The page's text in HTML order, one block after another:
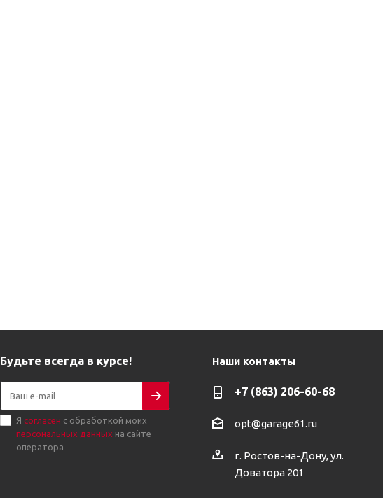
Будьте всегда в курсе!
Я согласен с обработкой моих
персональных данных на сайте
оператора
Наши контакты
+7 (863) 206-60-68
opt@garage61.ru
г. Ростов-на-Дону, ул.
Доватора 201